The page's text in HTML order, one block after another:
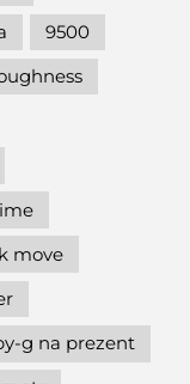
9500
move
g na prezent